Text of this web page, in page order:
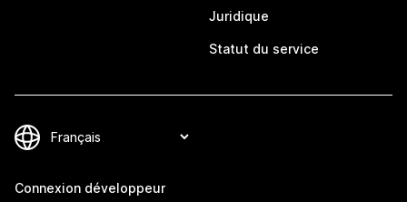
Juridique
Statut du service
Connexion développeur